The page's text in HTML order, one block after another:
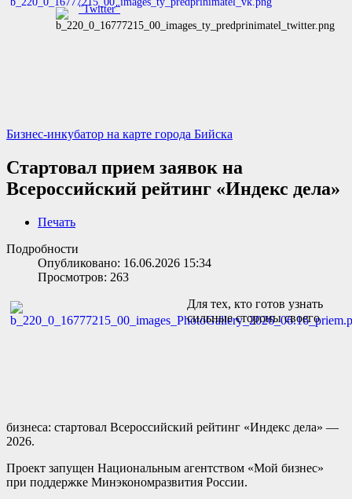
"Twitter"
Бизнес-инкубатор на карте города Бийска
Стартовал прием заявок на
Всероссийский рейтинг «Индекс дела»
Печать
Подробности
Опубликовано: 16.06.2026 15:34
Просмотров: 263
Для тех, кто готов узнать
сильные стороны своего
бизнеса: стартовал Всероссийский рейтинг «Индекс дела» —
2026.
Проект запущен Национальным агентством «Мой бизнес»
при поддержке Минэкономразвития России.